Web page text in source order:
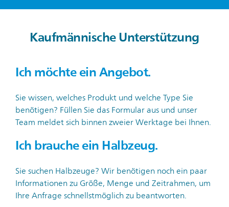
Kaufmännische Unterstützung
Ich möchte ein Angebot.
Sie wissen, welches Produkt und welche Type Sie
benötigen? Füllen Sie das Formular aus und unser
Team meldet sich binnen zweier Werktage bei Ihnen.
Ich brauche ein Halbzeug.
Sie suchen Halbzeuge? Wir benötigen noch ein paar
Informationen zu Größe, Menge und Zeitrahmen, um
Ihre Anfrage schnellstmöglich zu beantworten.